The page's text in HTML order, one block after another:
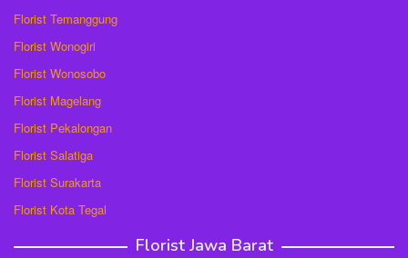
Florist Temanggung
Florist Wonogiri
Florist Wonosobo
Florist Magelang
Florist Pekalongan
Florist Salatiga
Florist Surakarta
Florist Kota Tegal
Florist Jawa Barat